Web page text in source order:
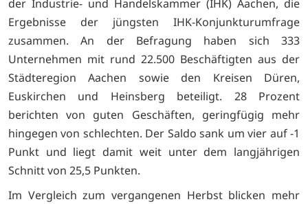
der Industrie- und Handelskammer (IHK) Aachen, die
Ergebnisse der jüngsten IHK-Konjunkturumfrage
zusammen. An der Befragung haben sich 333
Unternehmen mit rund 22.500 Beschäftigten aus der
Städteregion Aachen sowie den Kreisen Düren,
Euskirchen und Heinsberg beteiligt. 28 Prozent
berichten von guten Geschäften, geringfügig mehr
hingegen von schlechten. Der Saldo sank um vier auf -1
Punkt und liegt damit weit unter dem langjährigen
Schnitt von 25,5 Punkten.
Im Vergleich zum vergangenen Herbst blicken mehr